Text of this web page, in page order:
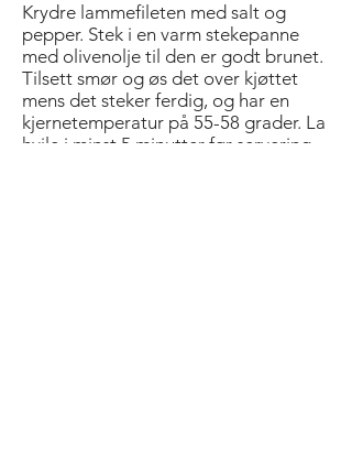
Krydre lammefileten med salt og
pepper. Stek i en varm stekepanne
med olivenolje til den er godt brunet.
Tilsett smør og øs det over kjøttet
mens det steker ferdig, og har en
kjernetemperatur på 55-58 grader. La
hvile i minst 5 minutter før servering.